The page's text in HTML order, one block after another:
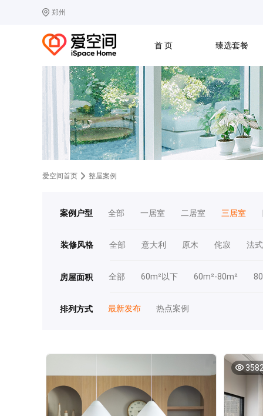
郑州
广州 其他城市 J 济南
廊坊 S 上海
天津 太原 武汉
郑州
首 页 臻选套餐
收房
设计
预算
合同
爱空间首页 整屋案例
案例户型 全部 一居室 二居室 三居室
装修风格 全部 意大利 原木 侘寂 法式
房屋面积 全部 60m²以下 60m²-80m²
排列方式 最新发布 热点案例